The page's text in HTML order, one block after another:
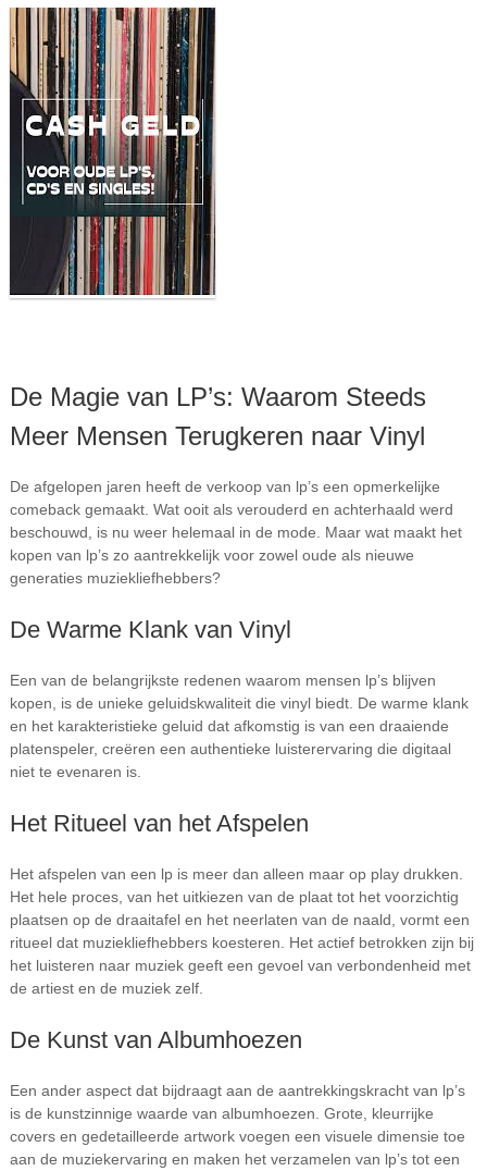
De Magie van LP’s: Waarom Steeds
Meer Mensen Terugkeren naar Vinyl
De afgelopen jaren heeft de verkoop van lp’s een opmerkelijke
comeback gemaakt. Wat ooit als verouderd en achterhaald werd
beschouwd, is nu weer helemaal in de mode. Maar wat maakt het
kopen van lp’s zo aantrekkelijk voor zowel oude als nieuwe
generaties muziekliefhebbers?
De Warme Klank van Vinyl
Een van de belangrijkste redenen waarom mensen lp’s blijven
kopen, is de unieke geluidskwaliteit die vinyl biedt. De warme klank
en het karakteristieke geluid dat afkomstig is van een draaiende
platenspeler, creëren een authentieke luisterervaring die digitaal
niet te evenaren is.
Het Ritueel van het Afspelen
Het afspelen van een lp is meer dan alleen maar op play drukken.
Het hele proces, van het uitkiezen van de plaat tot het voorzichtig
plaatsen op de draaitafel en het neerlaten van de naald, vormt een
ritueel dat muziekliefhebbers koesteren. Het actief betrokken zijn bij
het luisteren naar muziek geeft een gevoel van verbondenheid met
de artiest en de muziek zelf.
De Kunst van Albumhoezen
Een ander aspect dat bijdraagt aan de aantrekkingskracht van lp’s
is de kunstzinnige waarde van albumhoezen. Grote, kleurrijke
covers en gedetailleerde artwork voegen een visuele dimensie toe
aan de muziekervaring en maken het verzamelen van lp’s tot een